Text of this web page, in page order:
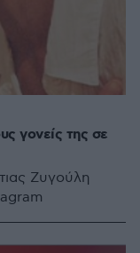
γονείς της σε
Ζυγούλη